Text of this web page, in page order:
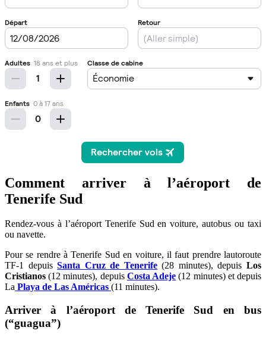
Comment arriver à l’aéroport de
Tenerife Sud
Rendez-vous à l’aéroport Tenerife Sud en voiture, autobus ou taxi
ou navette.
Pour se rendre à Tenerife Sud en voiture, il faut prendre lautoroute
TF-1 depuisSanta Cruz de Tenerife(28 minutes), depuisLos
Cristianos (12 minutes), depuis Costa Adeje (12 minutes) et depuis
La Playa de Las Américas (11 minutes).
Arriver à l’aéroport de Tenerife Sud en bus
(“guagua”)